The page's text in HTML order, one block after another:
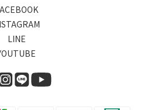
LINE